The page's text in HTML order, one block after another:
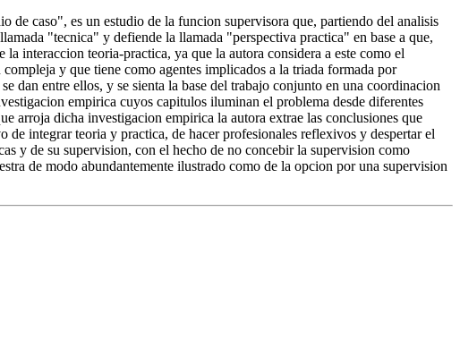
de caso", es un estudio de la funcion supervisora que, partiendo del analisis
"tecnica" y defiende la llamada "perspectiva practica" en base a que,
interaccion teoria-practica, ya que la autora considera a este como el
y que tiene como agentes implicados a la triada formada por
dan entre ellos, y se sienta la base del trabajo conjunto en una coordinacion
empirica cuyos capitulos iluminan el problema desde diferentes
arroja dicha investigacion empirica la autora extrae las conclusiones que
integrar teoria y practica, de hacer profesionales reflexivos y despertar el
y de su supervision, con el hecho de no concebir la supervision como
de modo abundantemente ilustrado como de la opcion por una supervision